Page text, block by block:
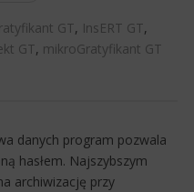
GT, InsERT GT,
GT, mikroGratyfikant GT
danych program pozwala
hasłem. Najszybszym
archiwizację przy